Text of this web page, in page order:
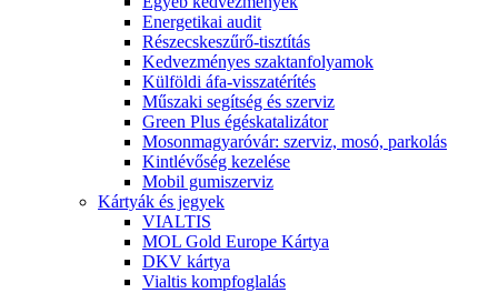
Energetikai audit
Részecskeszűrő-tisztítás
Kedvezményes szaktanfolyamok
Külföldi áfa-visszatérítés
Műszaki segítség és szerviz
Green Plus égéskatalizátor
Mosonmagyaróvár: szerviz, mosó, parkolás
Kintlévőség kezelése
Mobil gumiszerviz
Kártyák és jegyek
VIALTIS
MOL Gold Europe Kártya
DKV kártya
Vialtis kompfoglalás